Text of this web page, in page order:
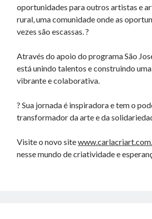
oportunidades para outros artistas e
rural, uma comunidade onde as
vezes são escassas. ?
Através do apoio do programa São
está unindo talentos e construindo
vibrante e colaborativa.
? Sua jornada é inspiradora e tem o
transformador da arte e da
Visite o novo site
nesse mundo de criatividade e